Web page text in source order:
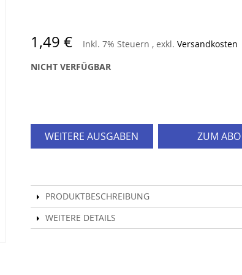
1,49 € Inkl. 7% Steuern , exkl. Versandkosten
NICHT VERFÜGBAR
WEITERE AUSGABEN ZUM ABO
PRODUKTBESCHREIBUNG
WEITERE DETAILS